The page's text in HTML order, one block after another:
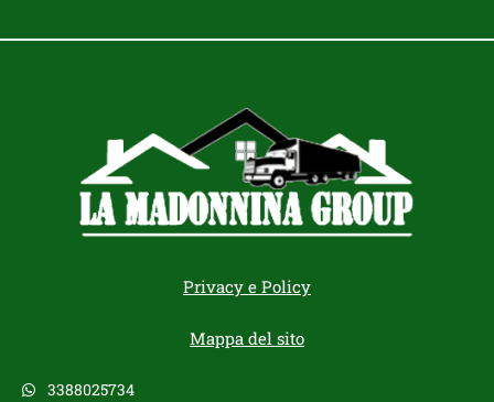
Privacy e Policy
Mappa del sito
3388025734